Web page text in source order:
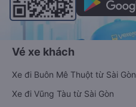
Vé xe khách
Xe đi Buôn Mê Thuột từ Sài Gòn
Xe đi Vũng Tàu từ Sài Gòn